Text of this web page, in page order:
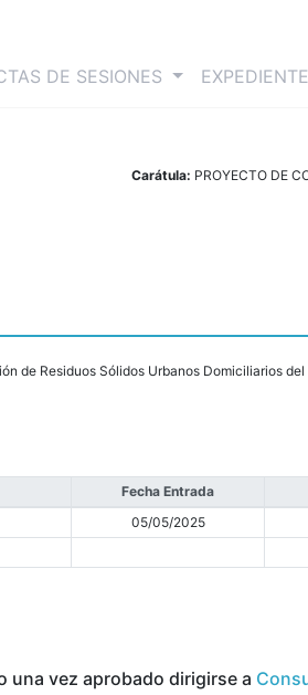
DE SESIONES
Carátula: PROYECTO DE
de Residuos Sólidos Urbanos Domiciliarios
Fecha Entrada
05/05/2025
una vez aprobado dirigirse a